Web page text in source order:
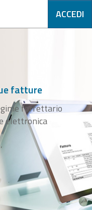
ACCEDI
fatture
forfettario
elettronica